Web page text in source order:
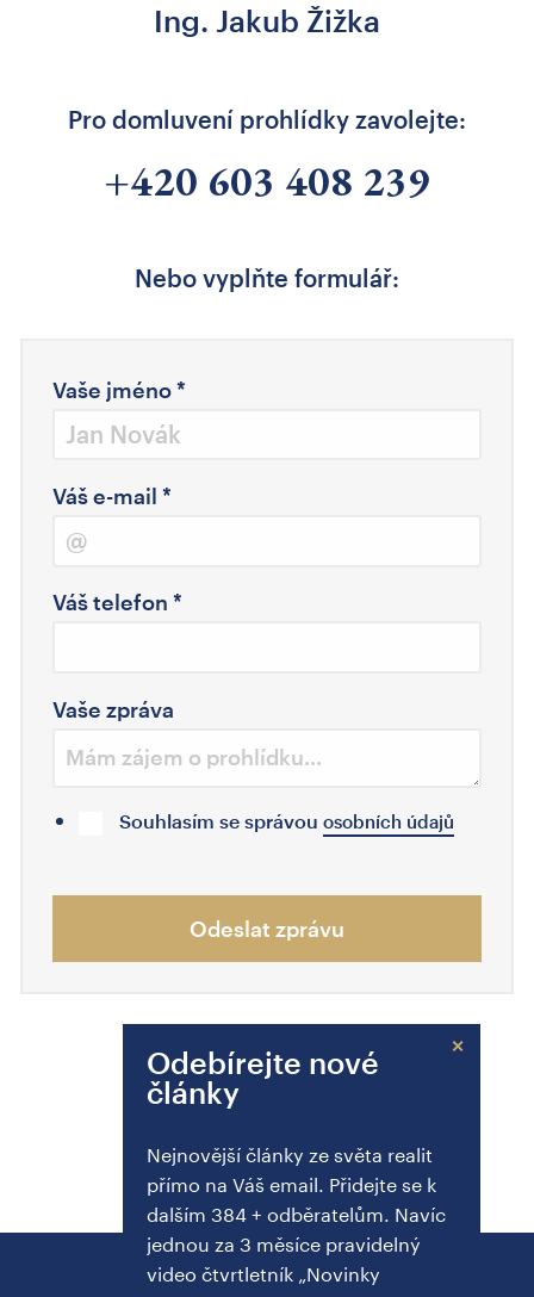
Ing. Jakub Žižka
Pro domluvení prohlídky zavolejte:
+420 603 408 239
Nebo vyplňte formulář:
Vaše jméno*
Váš e-mail *
Váš telefon *
Vaše zpráva
Souhlasím se správouosobních údajů
Odeslat zprávu
×
Odebírejte nové
články
Nejnovější články ze světa realit
přímo na Váš email. Přidejte se k
dalším 384 + odběratelům. Navíc
jednou za 3 měsíce pravidelný
video čtvrtletník „Novinky